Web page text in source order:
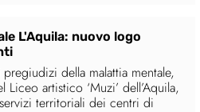
L'Aquila: nuovo logo
della malattia mentale,
artistico ‘Muzi’ dell’Aquila,
territoriali dei centri di